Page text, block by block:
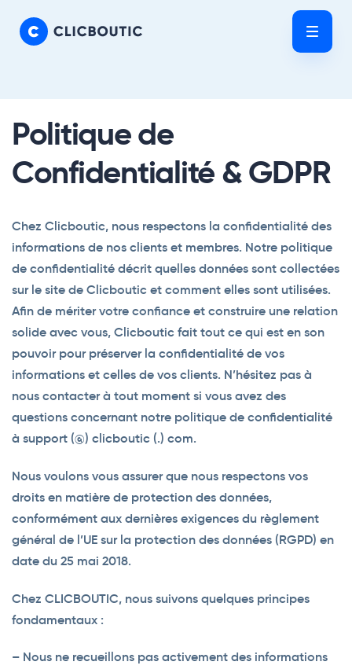
links
content
Politique de
Confidentialité & GDPR
Chez Clicboutic, nous respectons la confidentialité des
informations de nos clients et membres. Notre politique
de confidentialité décrit quelles données sont collectées
sur le site de Clicboutic et comment elles sont utilisées.
Afin de mériter votre confiance et construire une relation
solide avec vous, Clicboutic fait tout ce qui est en son
pouvoir pour préserver la confidentialité de vos
informations et celles de vos clients. N’hésitez pas à
nous contacter à tout moment si vous avez des
questions concernant notre politique de confidentialité
à support (@) clicboutic (.) com.
Nous voulons vous assurer que nous respectons vos
droits en matière de protection des données,
conformément aux dernières exigences du règlement
général de l’UE sur la protection des données (RGPD) en
date du 25 mai 2018.
Chez CLICBOUTIC, nous suivons quelques principes
fondamentaux :
– Nous ne recueillons pas activement des informations